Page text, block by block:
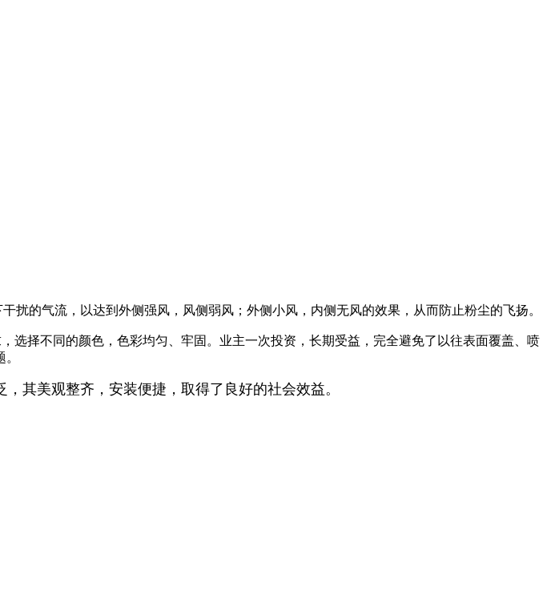
的气流，以达到外侧强风，风侧弱风；外侧小风，内侧无风的效果，从而防止粉尘的飞扬。
择不同的颜色，色彩均匀、牢固。业主一次投资，长期受益，完全避免了以往表面覆盖、喷
其美观整齐，安装便捷，取得了良好的社会效益。